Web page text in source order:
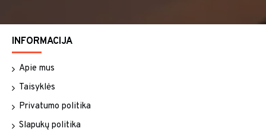
INFORMACIJA
Apie mus
Taisyklės
Privatumo politika
Slapukų politika